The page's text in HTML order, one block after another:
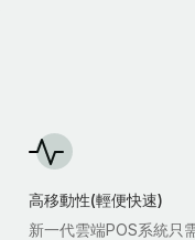
高移動性(輕便快速)
新一代雲端POS系統只